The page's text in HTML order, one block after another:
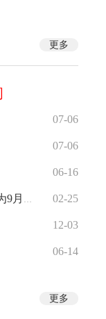
更多
07-06
07-06
06-16
日 02-25
12-03
06-14
更多